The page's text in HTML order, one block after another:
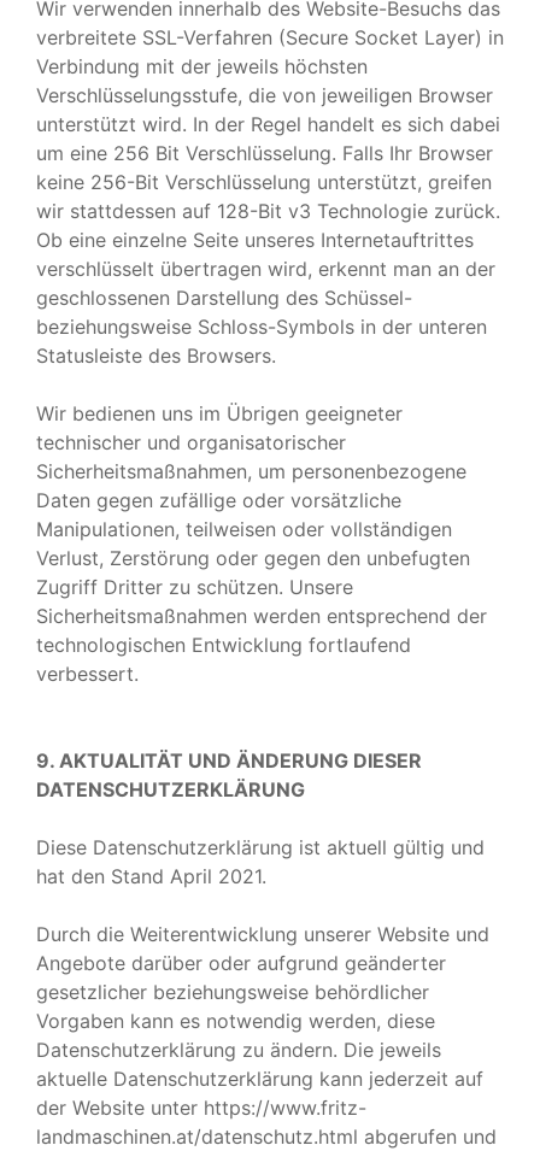
Wir verwenden innerhalb des Website-Besuchs das
verbreitete SSL-Verfahren (Secure Socket Layer) in
Verbindung mit der jeweils höchsten
Verschlüsselungsstufe, die von jeweiligen Browser
unterstützt wird. In der Regel handelt es sich dabei
um eine 256 Bit Verschlüsselung. Falls Ihr Browser
keine 256-Bit Verschlüsselung unterstützt, greifen
wir stattdessen auf 128-Bit v3 Technologie zurück.
Ob eine einzelne Seite unseres Internetauftrittes
verschlüsselt übertragen wird, erkennt man an der
geschlossenen Darstellung des Schüssel-
beziehungsweise Schloss-Symbols in der unteren
Statusleiste des Browsers.
Wir bedienen uns im Übrigen geeigneter
technischer und organisatorischer
Sicherheitsmaßnahmen, um personenbezogene
Daten gegen zufällige oder vorsätzliche
Manipulationen, teilweisen oder vollständigen
Verlust, Zerstörung oder gegen den unbefugten
Zugriff Dritter zu schützen. Unsere
Sicherheitsmaßnahmen werden entsprechend der
technologischen Entwicklung fortlaufend
verbessert.
9. AKTUALITÄT UND ÄNDERUNG DIESER
DATENSCHUTZERKLÄRUNG
Diese Datenschutzerklärung ist aktuell gültig und
hat den Stand April 2021.
Durch die Weiterentwicklung unserer Website und
Angebote darüber oder aufgrund geänderter
gesetzlicher beziehungsweise behördlicher
Vorgaben kann es notwendig werden, diese
Datenschutzerklärung zu ändern. Die jeweils
aktuelle Datenschutzerklärung kann jederzeit auf
der Website unter https://www.fritz-
landmaschinen.at/datenschutz.html abgerufen und